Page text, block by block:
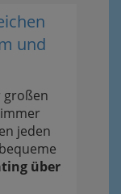
und
großen
jeden
über